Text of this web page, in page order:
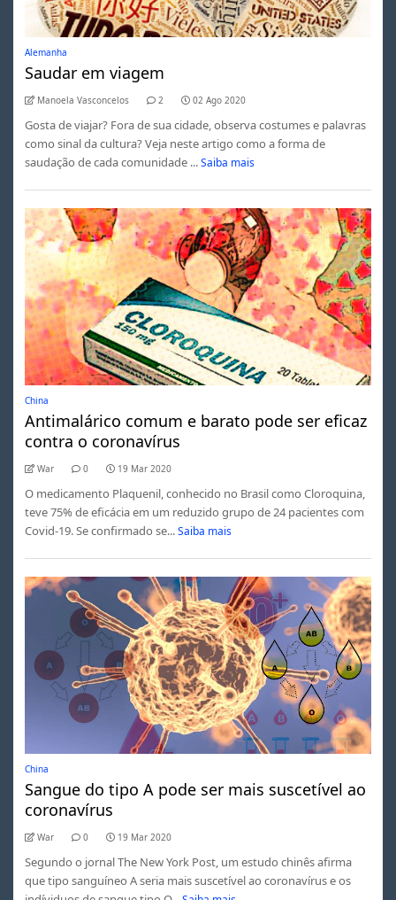
Alemanha
Saudar em viagem
Manoela Vasconcelos 2 02 Ago 2020
Gosta de viajar? Fora de sua cidade, observa costumes e palavras
como sinal da cultura? Veja neste artigo como a forma de
saudação de cada comunidade ... Saiba mais
China
Antimalárico comum e barato pode ser eficaz
contra o coronavírus
War 0 19 Mar 2020
O medicamento Plaquenil, conhecido no Brasil como Cloroquina,
teve 75% de eficácia em um reduzido grupo de 24 pacientes com
Covid-19. Se confirmado se... Saiba mais
China
Sangue do tipo A pode ser mais suscetível ao
coronavírus
War 0 19 Mar 2020
Segundo o jornal The New York Post, um estudo chinês afirma
que tipo sanguíneo A seria mais suscetível ao coronavírus e os